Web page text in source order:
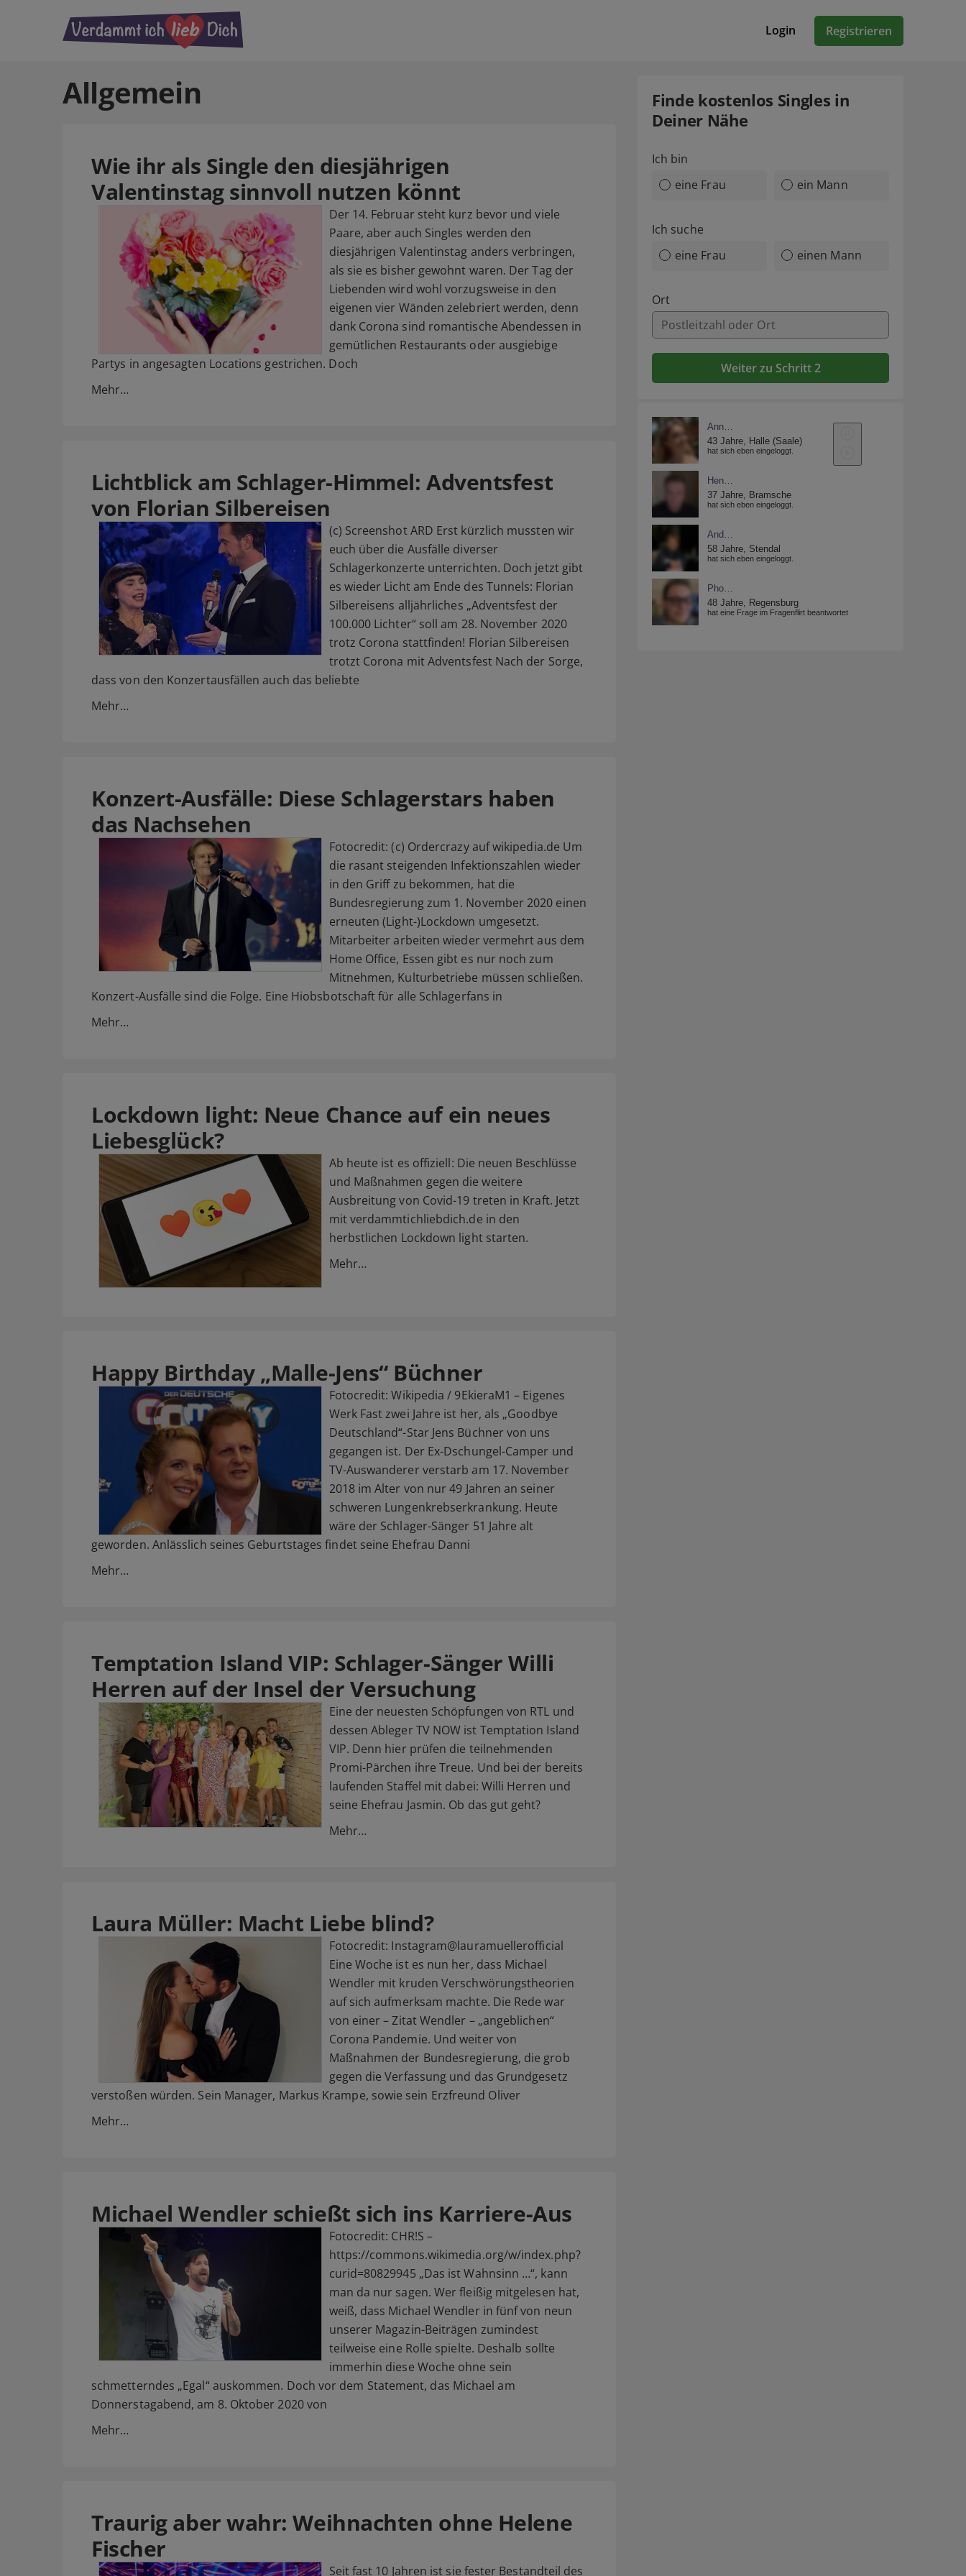
Login Registrieren
Allgemein
Wie ihr als Single den diesjährigen
Valentinstag sinnvoll nutzen könnt
Der 14. Februar steht kurz bevor und viele
Paare, aber auch Singles werden den
diesjährigen Valentinstag anders verbringen,
als sie es bisher gewohnt waren. Der Tag der
Liebenden wird wohl vorzugsweise in den
eigenen vier Wänden zelebriert werden, denn
dank Corona sind romantische Abendessen in
gemütlichen Restaurants oder ausgiebige
Partys in angesagten Locations gestrichen. Doch
Mehr…
Lichtblick am Schlager-Himmel: Adventsfest
von Florian Silbereisen
(c) Screenshot ARD Erst kürzlich mussten wir
euch über die Ausfälle diverser
Schlagerkonzerte unterrichten. Doch jetzt gibt
es wieder Licht am Ende des Tunnels: Florian
Silbereisens alljährliches „Adventsfest der
100.000 Lichter“ soll am 28. November 2020
trotz Corona stattfinden! Florian Silbereisen
trotzt Corona mit Adventsfest Nach der Sorge,
dass von den Konzertausfällen auch das beliebte
Mehr…
Konzert-Ausfälle: Diese Schlagerstars haben
das Nachsehen
Fotocredit: (c) Ordercrazy auf wikipedia.de Um
die rasant steigenden Infektionszahlen wieder
in den Griff zu bekommen, hat die
Bundesregierung zum 1. November 2020 einen
erneuten (Light-)Lockdown umgesetzt.
Mitarbeiter arbeiten wieder vermehrt aus dem
Home Office, Essen gibt es nur noch zum
Mitnehmen, Kulturbetriebe müssen schließen.
Konzert-Ausfälle sind die Folge. Eine Hiobsbotschaft für alle Schlagerfans in
Mehr…
Lockdown light: Neue Chance auf ein neues
Liebesglück?
Ab heute ist es offiziell: Die neuen Beschlüsse
und Maßnahmen gegen die weitere
Ausbreitung von Covid-19 treten in Kraft. Jetzt
mit verdammtichliebdich.de in den
herbstlichen Lockdown light starten.
Mehr…
Happy Birthday „Malle-Jens“ Büchner
Fotocredit: Wikipedia / 9EkieraM1 – Eigenes
Werk Fast zwei Jahre ist her, als „Goodbye
Deutschland“-Star Jens Büchner von uns
gegangen ist. Der Ex-Dschungel-Camper und
TV-Auswanderer verstarb am 17. November
2018 im Alter von nur 49 Jahren an seiner
schweren Lungenkrebserkrankung. Heute
wäre der Schlager-Sänger 51 Jahre alt
geworden. Anlässlich seines Geburtstages findet seine Ehefrau Danni
Mehr…
Temptation Island VIP: Schlager-Sänger Willi
Herren auf der Insel der Versuchung
Eine der neuesten Schöpfungen von RTL und
dessen Ableger TV NOW ist Temptation Island
VIP. Denn hier prüfen die teilnehmenden
Promi-Pärchen ihre Treue. Und bei der bereits
laufenden Staffel mit dabei: Willi Herren und
seine Ehefrau Jasmin. Ob das gut geht?
Mehr…
Laura Müller: Macht Liebe blind?
Fotocredit: Instagram@lauramuellerofficial
Eine Woche ist es nun her, dass Michael
Wendler mit kruden Verschwörungstheorien
auf sich aufmerksam machte. Die Rede war
von einer – Zitat Wendler – „angeblichen“
Corona Pandemie. Und weiter von
Maßnahmen der Bundesregierung, die grob
gegen die Verfassung und das Grundgesetz
verstoßen würden. Sein Manager, Markus Krampe, sowie sein Erzfreund Oliver
Mehr…
Michael Wendler schießt sich ins Karriere-Aus
Fotocredit: CHR!S –
https://commons.wikimedia.org/w/index.php?
curid=80829945 „Das ist Wahnsinn …“, kann
man da nur sagen. Wer fleißig mitgelesen hat,
weiß, dass Michael Wendler in fünf von neun
unserer Magazin-Beiträgen zumindest
teilweise eine Rolle spielte. Deshalb sollte
immerhin diese Woche ohne sein
schmetterndes „Egal“ auskommen. Doch vor dem Statement, das Michael am
Donnerstagabend, am 8. Oktober 2020 von
Mehr…
Traurig aber wahr: Weihnachten ohne Helene
Fischer
Seit fast 10 Jahren ist sie fester Bestandteil des